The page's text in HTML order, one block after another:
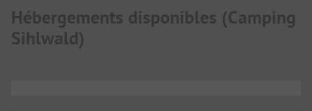
Hébergements disponibles (Camping
Sihlwald)